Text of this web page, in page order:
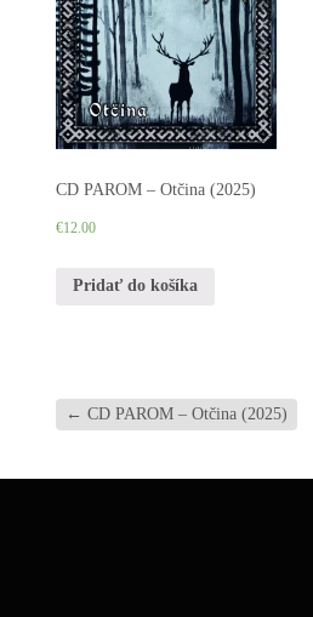
CD PAROM – Otčina (2025)
€12.00
Pridať do košíka
← CD PAROM – Otčina (2025)